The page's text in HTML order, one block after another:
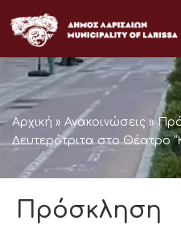
στο
περιεχόμενο
Αρχική » Ανακοινώσεις »
Δευτερότριτα στο Θέατρο
Πρόσκληση